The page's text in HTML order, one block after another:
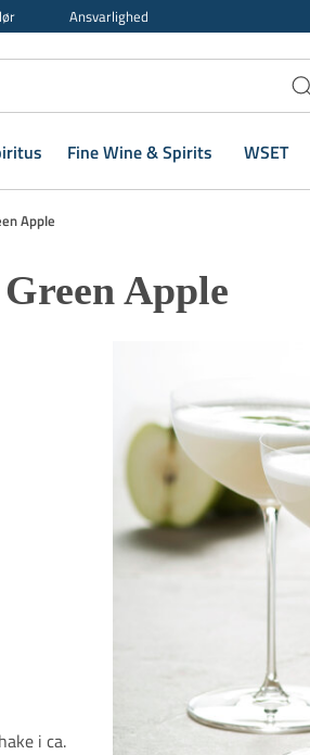
Ansvarlighed
Fine Wine & Spirits WSET
Apple
Green Apple
i ca.